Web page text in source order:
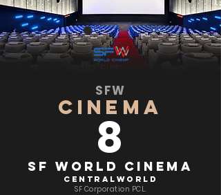
SFW
8
CINEMA
SF World Cinema
centralwOrld
SF Corporation PCL.